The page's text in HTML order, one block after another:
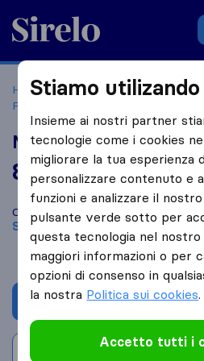
Sirelo.it
Home Le 10 migliori aziende di
Fiorentino
Multi Service Luis's
8,0 basato su 1
recensioni di Sirelo e
Confronta Multi Service Luis's con
Sesto Fiorentino
Chiedi
Stiamo
Insieme ai nostri partner
tecnologie come i cookies
migliorare la tua esperienza
personalizzare contenuto e
funzioni e analizzare il
pulsante verde sotto per
questa tecnologia nel
maggiori informazioni o per
opzioni di consenso in
la nostra Politica sui cookies.
Accetto tutti i